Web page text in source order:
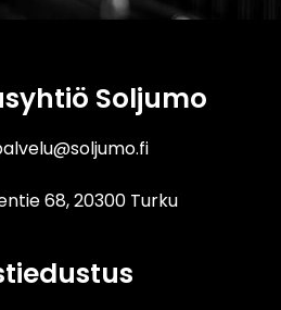
Soljumo
68, 20300 Turku